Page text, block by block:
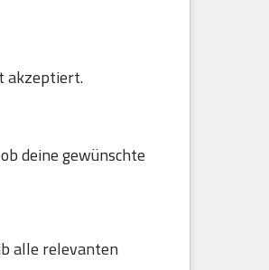
akzeptiert.
deine gewünschte
alle relevanten